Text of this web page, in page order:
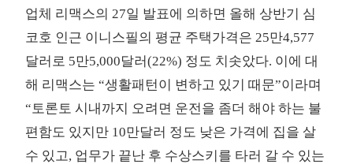
업체 리맥스의 27일 발표에 의하면 올해 상반기 심
코호 인근 이니스필의 평균 주택가격은 25만4,577
달러로 5만5,000달러(22%) 정도 치솟았다. 이에 대
해 리맥스는 “생활패턴이 변하고 있기 때문”이라며
“토론토 시내까지 오려면 운전을 좀더 해야 하는 불
편함도 있지만 10만달러 정도 낮은 가격에 집을 살
수 있고, 업무가 끝난 후 수상스키를 타러 갈 수 있는